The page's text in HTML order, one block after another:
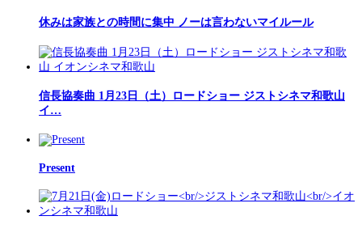
休みは家族との時間に集中 ノーは言わないマイルール
信長協奏曲 1月23日（土）ロードショー ジストシネマ和歌山
イ…
Present